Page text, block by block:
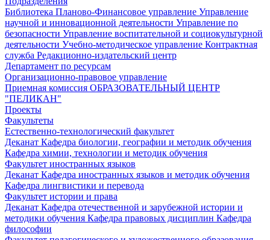
Библиотека Планово-Финансовое управление Управление
научной и инновационной деятельности Управление по
безопасности Управление воспитательной и социокультурной
деятельности Учебно-методическое управление Контрактная
служба Редакционно-издательский центр
Департамент по ресурсам
Организационно-правовое управление
Приемная комиссия ОБРАЗОВАТЕЛЬНЫЙ ЦЕНТР
"ПЕЛИКАН"
Проекты
Факультеты
Естественно-технологический факультет
Деканат Кафедра биологии, географии и методик обучения
Кафедра химии, технологии и методик обучения
Факультет иностранных языков
Деканат Кафедра иностранных языков и методик обучения
Кафедра лингвистики и перевода
Факультет истории и права
Деканат Кафедра отечественной и зарубежной истории и
методики обучения Кафедра правовых дисциплин Кафедра
философии